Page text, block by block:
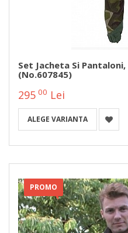
Set Jacheta Si
(No.607845)
295 00 Lei
ALEGE VARIANTA
PROMO